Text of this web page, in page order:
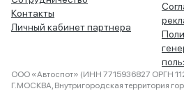
Контакты
Личный кабинет партнера
ООО «Автоспот» (ИНН 7715936827 ОРГН
Г.МОСКВА, Внутригородская территория